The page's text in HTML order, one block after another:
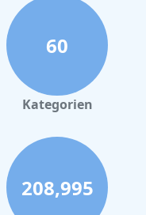
60
Kategorien
208,995